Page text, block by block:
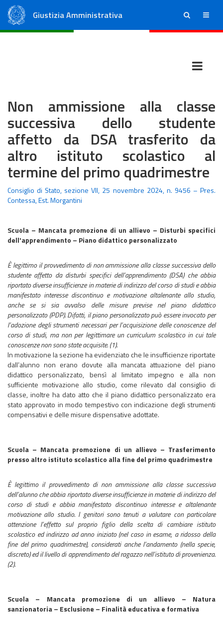
Giustizia Amministrativa ricerca menu
Non ammissione alla classe
successiva dello studente
affetto da DSA trasferito da
altro istituto scolastico al
termine del primo quadrimestre
Consiglio di Stato, sezione VII, 25 novembre 2024, n. 9456 – Pres.
Contessa, Est. Morgantini
Scuola – Mancata promozione di un allievo – Disturbi specifici
dell'apprendimento – Piano didattico personalizzato
È legittimo il provvedimento di non ammissione alla classe successiva dello
studente affetto da disturbi specifici dell’apprendimento (DSA) che abbia
riportato diverse insufficienze in materie di indirizzo del corso di studi e abbia
manifestato interesse discontinuo e motivazione altalenante allo studio,
anche se si sia avvalso delle misure previse nel piano didattico
personalizzato (PDP). Difatti, il piano personalizzato può essere invocato per
l’adozione degli strumenti necessari per l’acquisizione delle conoscenze del
corso di studi, ma non per legittimare un curriculum scolastico in cui tale
conoscenze non sono state acquisite. (1).
In motivazione la sezione ha evidenziato che le insufficienze riportate
dall’alunno non erano dovute alla mancata attuazione del piano
didattico personalizzato, bensì al limitato impegno e alla non
sufficiente motivazione allo studio, come rilevato dal consiglio di
classe, inoltre ha dato atto che il piano didattico personalizzato era
stato approvato in modo tempestivo con indicazione degli strumenti
compensativi e delle misure dispensative adottate.
Scuola – Mancata promozione di un allievo – Trasferimento
presso altro istituto scolastico alla fine del primo quadrimestre
È legittimo il provvedimento di non ammissione alla classe successiva
dell’alunno che abbia riportato diverse insufficienze in materie di indirizzo del
corso di studi e abbia manifestato discontinuo interesse e altalenante
motivazione allo studio. I genitori sono tenuti a valutare con particolare
attenzione l’effetto sul proprio figlio della scelta di cambiare istituto
scolastico ed indirizzo ad anno iniziato (nel caso in esame, a ridosso della
fine del primo quadrimestre), considerati anche l’andamento (nella specie,
discreto) ed il livello di apprendimento del ragazzo nell’istituto di provenienza.
(2).
Scuola – Mancata promozione di un allievo – Natura
sanzionatoria – Esclusione – Finalità educativa e formativa